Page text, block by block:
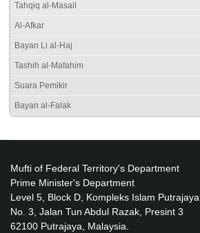
Tahqiq al-Masail
Al-Afkar
Bayan Li al-Haj
Tashih al-Mafahim
Suara Pemikir
Bayan al-Falak
Mufti of Federal Territory's Department
Prime Minister's Department
Level 5, Block D, Kompleks Islam Putrajaya
No. 3, Jalan Tun Abdul Razak, Presint 3
62100 Putrajaya, Malaysia.